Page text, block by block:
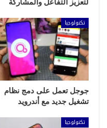
لتعزيز التفاعل والمشاركة
تكنولوجيا
جوجل تعمل على دمج نظام
تشغيل جديد مع أندرويد
تكنولوجيا